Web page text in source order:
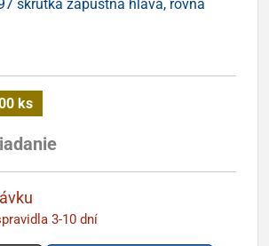
skrutka zápustná hlava, rovná
ks
3-10 dní